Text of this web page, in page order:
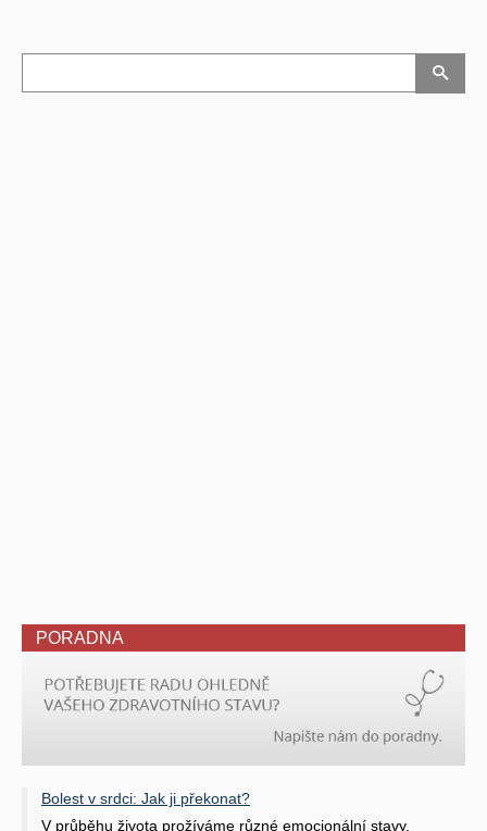
PORADNA
Bolest v srdci: Jak ji překonat?
V průběhu života prožíváme různé emocionální stavy.